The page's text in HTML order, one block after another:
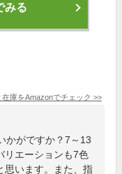
みる
在庫をAmazonでチェック >>
かがですか？7～13
リエーションも7色
思います。また、指